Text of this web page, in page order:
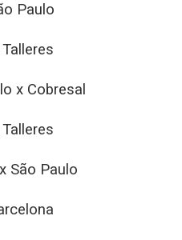
Paulo
x Cobresal
São Paulo